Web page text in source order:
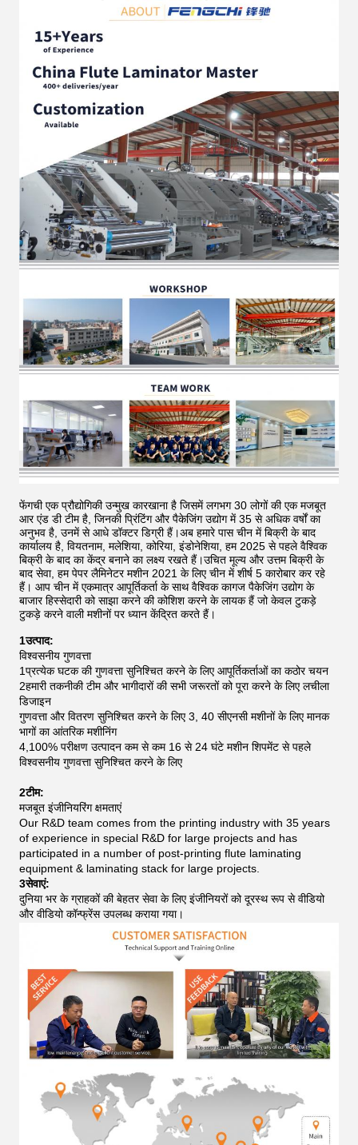
फेंगची एक प्रौद्योगिकी उन्मुख कारखाना है जिसमें लगभग 30 लोगों की एक मजबूत
आर एंड डी टीम है, जिनकी प्रिंटिंग और पैकेजिंग उद्योग में 35 से अधिक वर्षों का
अनुभव है, उनमें से आधे डॉक्टर डिग्री हैं।अब हमारे पास चीन में बिक्री के बाद
कार्यालय है, वियतनाम, मलेशिया, कोरिया, इंडोनेशिया, हम 2025 से पहले वैश्विक
बिक्री के बाद का केंद्र बनाने का लक्ष्य रखते हैं।उचित मूल्य और उत्तम बिक्री के
बाद सेवा, हम पेपर लैमिनेटर मशीन 2021 के लिए चीन में शीर्ष 5 कारोबार कर रहे
हैं। आप चीन में एकमात्र आपूर्तिकर्ता के साथ वैश्विक कागज पैकेजिंग उद्योग के
बाजार हिस्सेदारी को साझा करने की कोशिश करने के लायक हैं जो केवल टुकड़े
टुकड़े करने वाली मशीनों पर ध्यान केंद्रित करते हैं।
1उत्पाद:
विश्वसनीय गुणवत्ता
1प्रत्येक घटक की गुणवत्ता सुनिश्चित करने के लिए आपूर्तिकर्ताओं का कठोर चयन
2हमारी तकनीकी टीम और भागीदारों की सभी जरूरतों को पूरा करने के लिए लचीला
डिजाइन
गुणवत्ता और वितरण सुनिश्चित करने के लिए 3, 40 सीएनसी मशीनों के लिए मानक
भागों का आंतरिक मशीनिंग
4,100% परीक्षण उत्पादन कम से कम 16 से 24 घंटे मशीन शिपमेंट से पहले
विश्वसनीय गुणवत्ता सुनिश्चित करने के लिए
2टीम:
मजबूत इंजीनियरिंग क्षमताएं
Our R&D team comes from the printing industry with 35 years
of experience in special R&D for large projects and has
participated in a number of post-printing flute laminating
equipment & laminating stack for large projects.
3सेवाएं:
दुनिया भर के ग्राहकों की बेहतर सेवा के लिए इंजीनियरों को दूरस्थ रूप से वीडियो
और वीडियो कॉन्फ्रेंस उपलब्ध कराया गया।